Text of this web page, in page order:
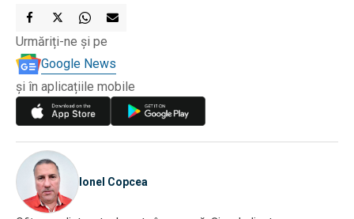
Urmăriți-ne și pe
Google News
și în aplicațiile mobile
Ionel Copcea